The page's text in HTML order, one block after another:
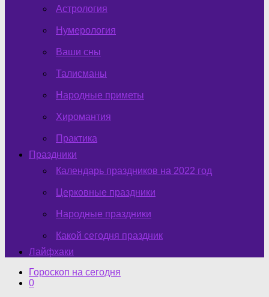
Астрология
Нумерология
Ваши сны
Талисманы
Народные приметы
Хиромантия
Практика
Праздники
Календарь праздников на 2022 год
Церковные праздники
Народные праздники
Какой сегодня праздник
Лайфхаки
Гороскоп на сегодня
0